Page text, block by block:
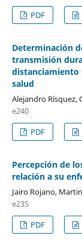
PDF
Determinación
transmisión
distanciamiento
salud
Alejandro Rísquez,
e240
PDF
Percepción de
relación a su
Jairo Rojano,
e235
PDF